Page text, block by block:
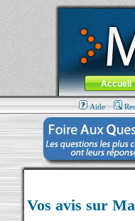
MacBook-fr.com : 100%
Aller au contenu-
Menu général
Accueil
Aide
Vos avis sur